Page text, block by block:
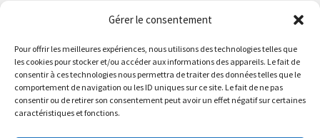
Gérer le consentement
Pour offrir les meilleures expériences, nous utilisons des technologies telles que
les cookies pour stocker et/ou accéder aux informations des appareils. Le fait de
consentir à ces technologies nous permettra de traiter des données telles que le
comportement de navigation ou les ID uniques sur ce site. Le fait de ne pas
consentir ou de retirer son consentement peut avoir un effet négatif sur certaines
caractéristiques et fonctions.
Le magasin de Lyon sera fermé du 30 juillet au 17 août
inclus. Les commandes seront expédiées à partir du 18
MARTYR Warp Zone (Reissue) - Vinyl LP (swamp
green orange marble)
23.00€